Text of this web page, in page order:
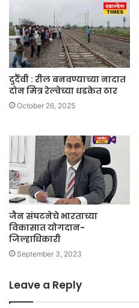
दुर्दैवी : रील बनवण्याच्या नादात
दोन मित्र रेल्वेच्या धडकेत ठार
October 26, 2025
जैन संघटनेचे भारताच्या
विकासात योगदान-
जिल्हाधिकारी
September 3, 2023
Leave a Reply